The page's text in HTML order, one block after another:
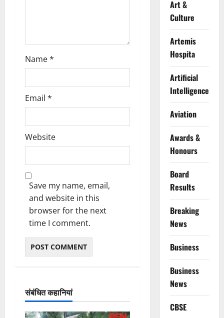
Name*
Email *
Website
Save my name, email,
and website in this
browser for the next
time I comment.
संबंधित कहानियां
Art &
Culture
Artemis
Hospita
Artificial
Intelligence
Aviation
Awards &
Honours
Board
Results
Breaking
News
Business
Business
News
CBSE